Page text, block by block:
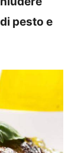
pesto e